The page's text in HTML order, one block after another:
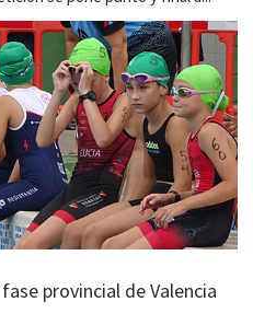
provincial de Valencia